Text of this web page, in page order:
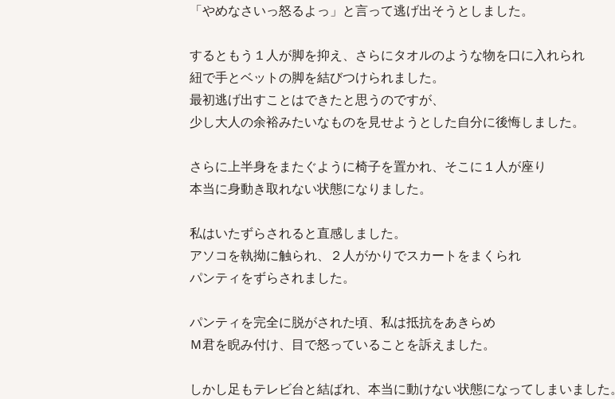
「やめなさいっ怒るよっ」と言って逃げ出そうとしました。
するともう１人が脚を抑え、さらにタオルのような物を口に入れられ
紐で手とベットの脚を結びつけられました。
最初逃げ出すことはできたと思うのですが、
少し大人の余裕みたいなものを見せようとした自分に後悔しました。
さらに上半身をまたぐように椅子を置かれ、そこに１人が座り
本当に身動き取れない状態になりました。
私はいたずらされると直感しました。
アソコを執拗に触られ、２人がかりでスカートをまくられ
パンティをずらされました。
パンティを完全に脱がされた頃、私は抵抗をあきらめ
Ｍ君を睨み付け、目で怒っていることを訴えました。
しかし足もテレビ台と結ばれ、本当に動けない状態になってしまいました。